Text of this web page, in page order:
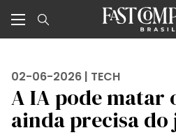
02-06-2026 | TECH
A IA pode matar
ainda precisa